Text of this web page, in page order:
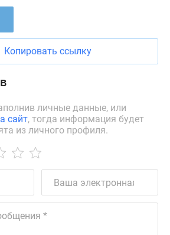
Копировать ссылку
личные данные, или
сайт, тогда информация будет
из личного профиля.